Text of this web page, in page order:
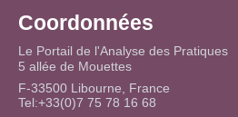
Coordonnées
Le Portail de l'Analyse des Pratiques
5 allée de Mouettes
F-33500 Libourne, France
Tel:+33(0)7 75 78 16 68